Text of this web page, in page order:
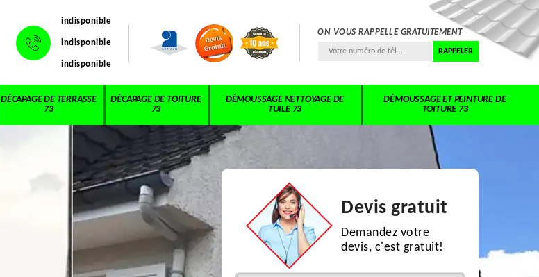
indisponible
indisponible
indisponible
ON VOUS RAPPELLE GRATUITEMENT
DÉCAPAGE DE TERRASSE
73
DÉCAPAGE DE TOITURE
73
DÉMOUSSAGE NETTOYAGE DE
TUILE 73
DÉMOUSSAGE ET PEINTURE DE
TOITURE 73
Devis gratuit
Demandez votre
devis, c'est gratuit!